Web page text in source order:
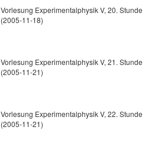
Vorlesung Experimentalphysik V, 20. Stunde
(2005-11-18)
Vorlesung Experimentalphysik V, 21. Stunde
(2005-11-21)
Vorlesung Experimentalphysik V, 22. Stunde
(2005-11-21)